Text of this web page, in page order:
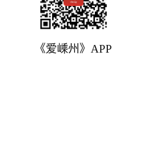
《爱嵊州》APP